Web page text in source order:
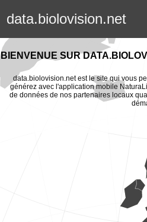
data.biolovision.net
BIENVENUE SUR
data.biolovision.net est le site qui vous
générez avec l'application mobile
de données de nos partenaires locaux